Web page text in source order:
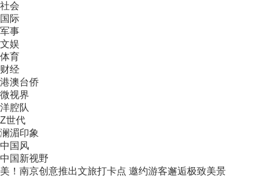
社会
国际
军事
文娱
体育
财经
港澳台侨
微视界
洋腔队
Z世代
澜湄印象
中国风
中国新视野
美！南京创意推出文旅打卡点 邀约游客邂逅极致美景